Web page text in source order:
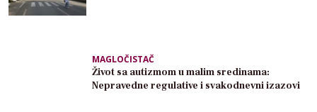
MAGLOČISTAČ
Život sa autizmom u malim sredinama:
Nepravedne regulative i svakodnevni izazovi